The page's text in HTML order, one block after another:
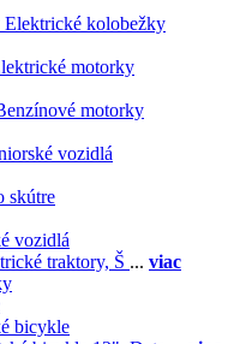
Elektrické kolobežky
motorky
motorky
vozidlá
skútre
vozidlá
traktory, Š ... viac
bicykle